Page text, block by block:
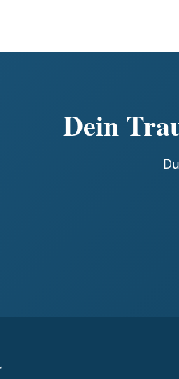
Dein